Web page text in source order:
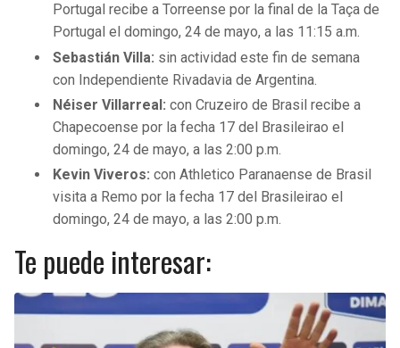
Portugal recibe a Torreense por la final de la Taça de
Portugal el domingo, 24 de mayo, a las 11:15 a.m.
Sebastián Villa: sin actividad este fin de semana
con Independiente Rivadavia de Argentina.
Néiser Villarreal: con Cruzeiro de Brasil recibe a
Chapecoense por la fecha 17 del Brasileirao el
domingo, 24 de mayo, a las 2:00 p.m.
Kevin Viveros: con Athletico Paranaense de Brasil
visita a Remo por la fecha 17 del Brasileirao el
domingo, 24 de mayo, a las 2:00 p.m.
Te puede interesar: